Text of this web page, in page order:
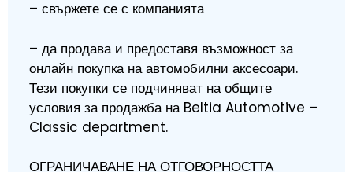
– свържете се с компанията
– да продава и предоставя възможност за
онлайн покупка на автомобилни аксесоари.
Тези покупки се подчиняват на общите
условия за продажба на Beltia Automotive –
Classic department.
ОГРАНИЧАВАНЕ НА ОТГОВОРНОСТТА